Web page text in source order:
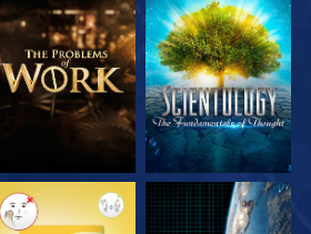
בדוק את הסדרה בדוק את הסדרה